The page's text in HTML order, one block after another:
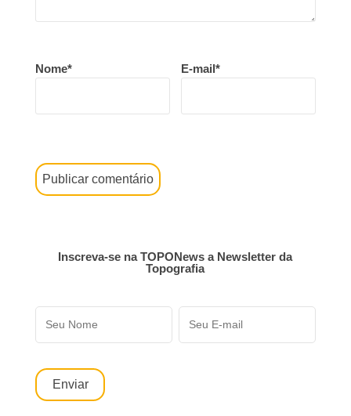
Nome* E-mail*
Inscreva-se na TOPONews a Newsletter da
Topografia